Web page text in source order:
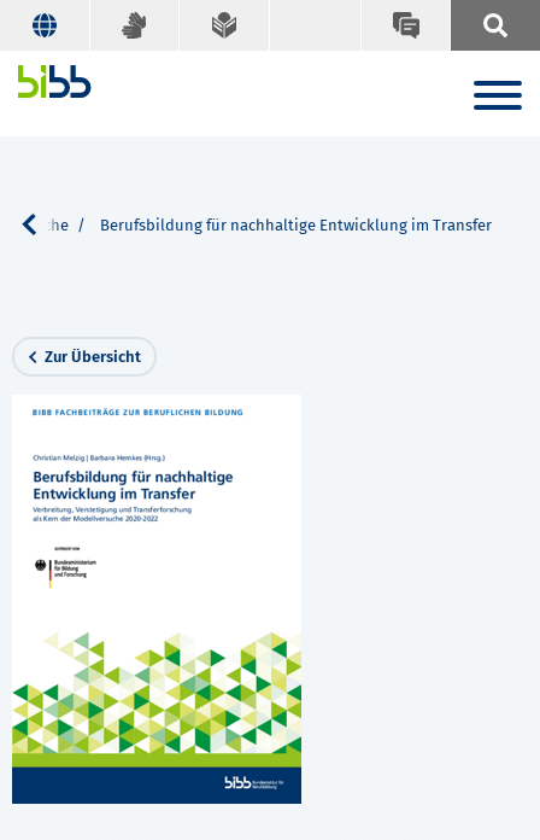
Suche Berufsbildung für nachhaltige Entwicklung im Transfer
Zur Übersicht